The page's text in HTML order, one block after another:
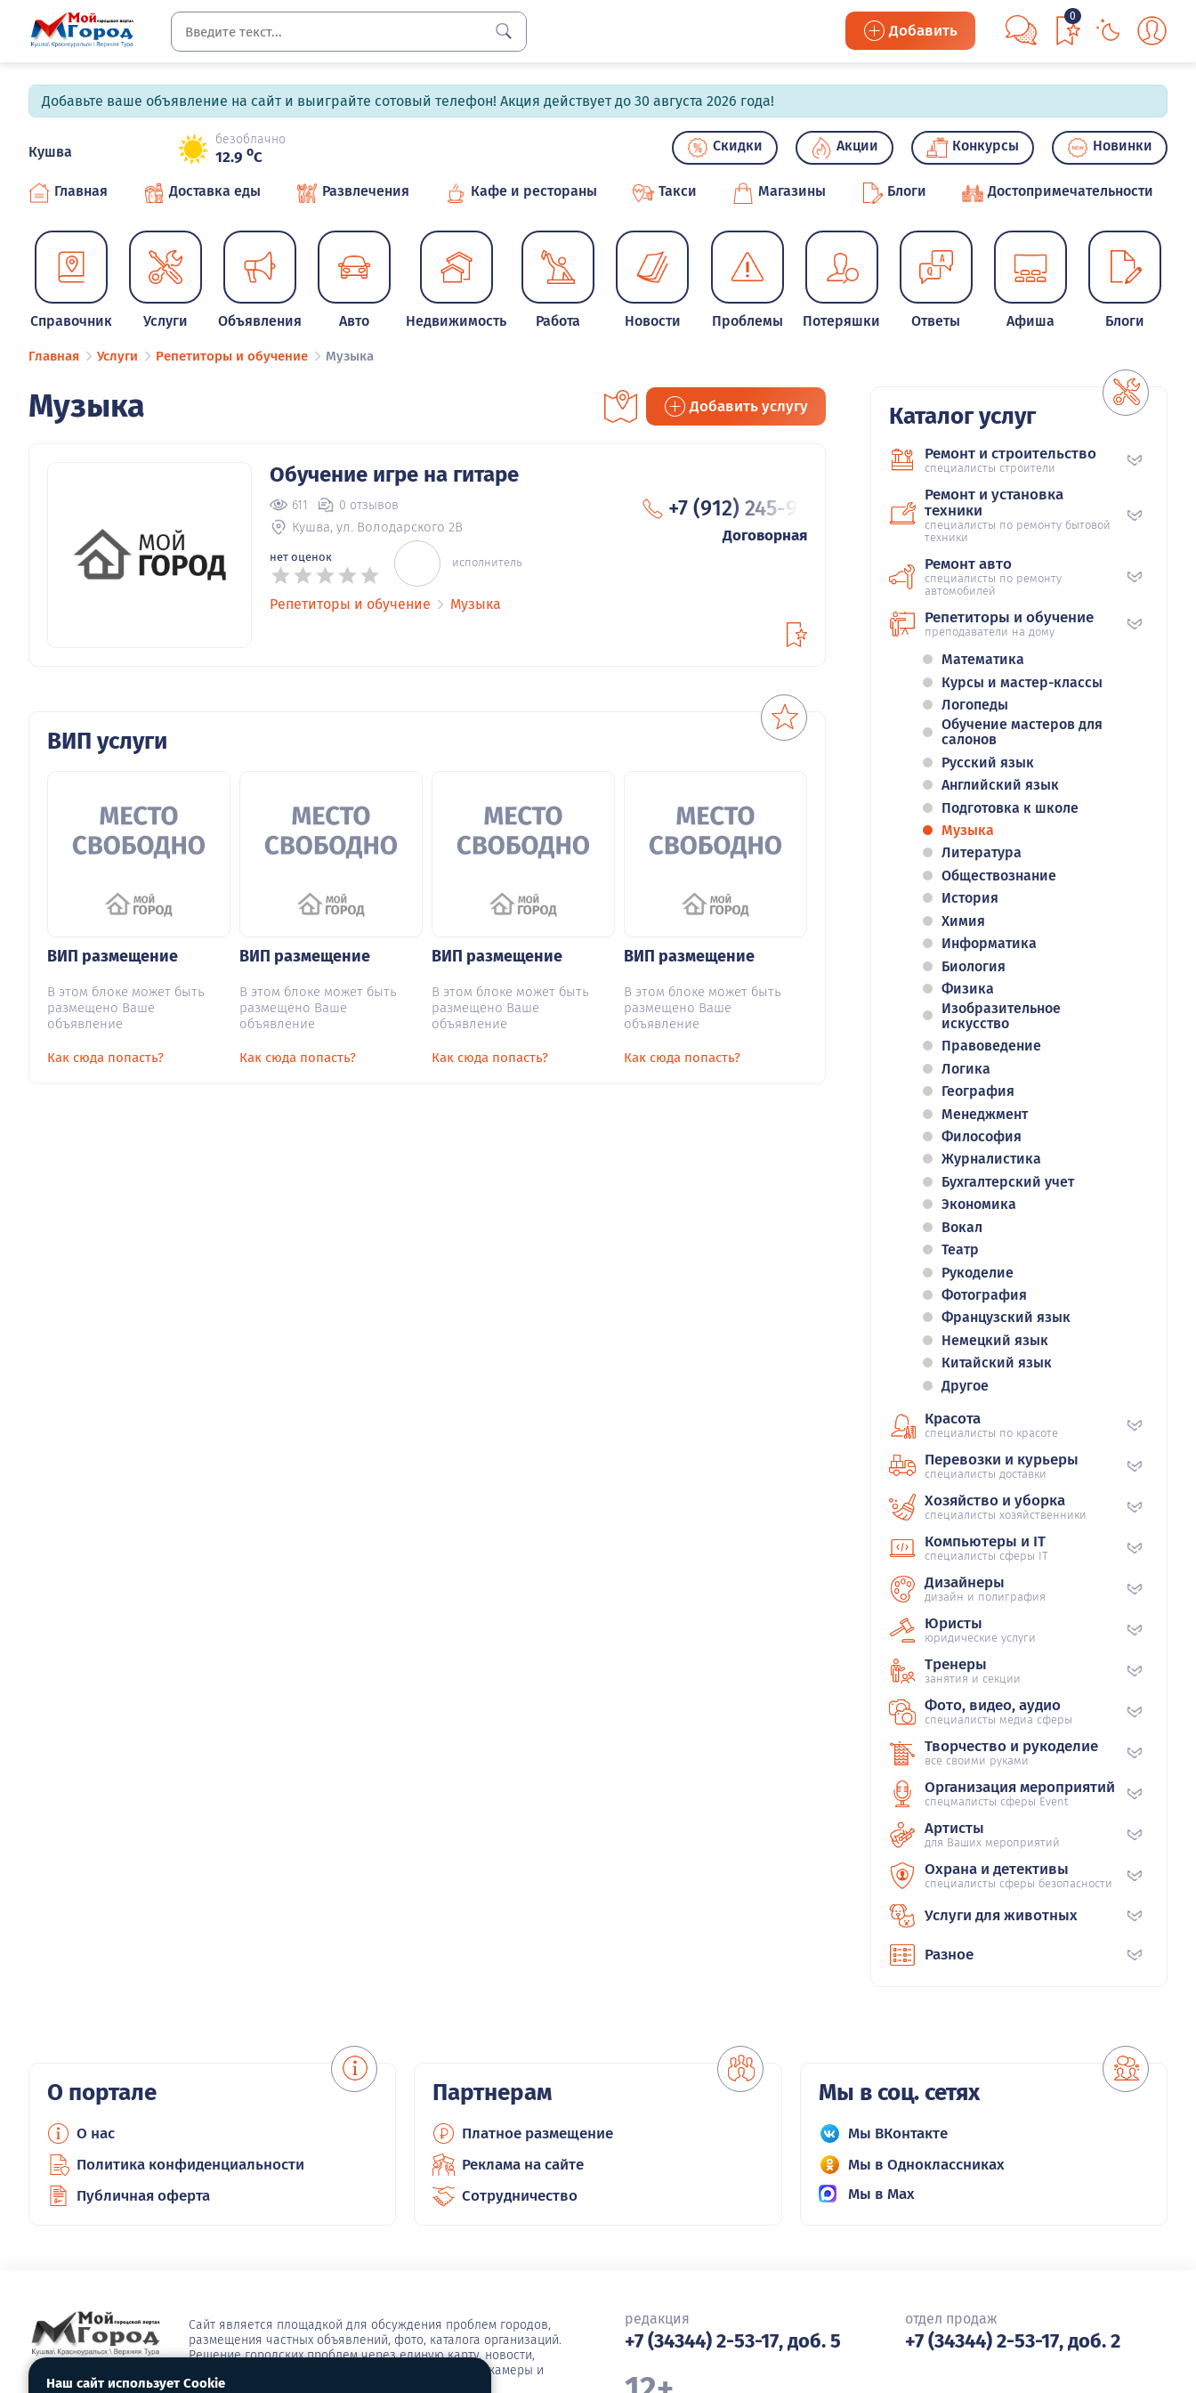
Добавить
0
Добавьте ваше объявление на сайт и выиграйте сотовый телефон! Акция действует до 30 августа 2026 года!
Кушва
безоблачно
12.9 oC
Скидки Акции Конкурсы Новинки
Главная Доставка еды Развлечения Кафе и рестораны Такси Магазины Блоги Достопримечательности
Справочник Услуги Объявления Авто Недвижимость Работа Новости Проблемы Потеряшки Ответы Афиша Блоги
Главная Услуги Репетиторы и обучение Музыка
Музыка Добавить услугу
Обучение игре на гитаре
611 0 отзывов
Кушва, ул. Володарского 2В
нет оценок исполнитель
+7 (912) 245-97
Договорная
Репетиторы и обучение Музыка
ВИП услуги
ВИП размещение
В этом блоке может быть
размещено Ваше
объявление
Как сюда попасть?
ВИП размещение
В этом блоке может быть
размещено Ваше
объявление
Как сюда попасть?
ВИП размещение
В этом блоке может быть
размещено Ваше
объявление
Как сюда попасть?
ВИП размещение
В этом блоке может быть
размещено Ваше
объявление
Как сюда попасть?
Каталог услуг
Ремонт и строительство
специалисты строители
Ремонт и установка
техники
специалисты по ремонту бытовой
техники
Ремонт авто
специалисты по ремонту
автомобилей
Репетиторы и обучение
преподаватели на дому
Математика
Курсы и мастер-классы
Логопеды
Обучение мастеров для
салонов
Русский язык
Английский язык
Подготовка к школе
Музыка
Литература
Обществознание
История
Химия
Информатика
Биология
Физика
Изобразительное
искусство
Правоведение
Логика
География
Менеджмент
Философия
Журналистика
Бухгалтерский учет
Экономика
Вокал
Театр
Рукоделие
Фотография
Французский язык
Немецкий язык
Китайский язык
Другое
Красота
специалисты по красоте
Перевозки и курьеры
специалисты доставки
Хозяйство и уборка
специалисты хозяйственники
Компьютеры и IT
специалисты сферы IT
Дизайнеры
дизайн и полиграфия
Юристы
юридические услуги
Тренеры
занятия и секции
Фото, видео, аудио
специалисты медиа сферы
Творчество и рукоделие
все своими руками
Организация мероприятий
спецмалисты сферы Event
Артисты
для Ваших мероприятий
Охрана и детективы
специалисты сферы безопасности
Услуги для животных
Разное
О портале
О нас
Политика конфиденциальности
Публичная оферта
Партнерам
Платное размещение
Реклама на сайте
Сотрудничество
Мы в соц. сетях
Мы ВКонтакте
Мы в Одноклассниках
Мы в Max
Сайт является площадкой для обсуждения проблем городов,
размещения частных объявлений, фото, каталога организаций.
Решение городских проблем через единую карту, новости,
сюжеты, опросы, видео, блоги, афиша, погода, вебкамеры и
многое другое
редакция
+7 (34344) 2-53-17, доб. 5
отдел продаж
+7 (34344) 2-53-17, доб. 2
Наш сайт использует Cookie